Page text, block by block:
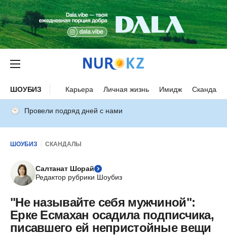
ШОУБИЗ Карьера Личная жизнь Имидж Скандалы
Провели подряд дней с нами
ШОУБИЗ СКАНДАЛЫ
Салтанат Шорай
Редактор рубрики Шоубиз
"Не называйте себя мужчиной":
Ерке Есмахан осадила подписчика,
писавшего ей непристойные вещи